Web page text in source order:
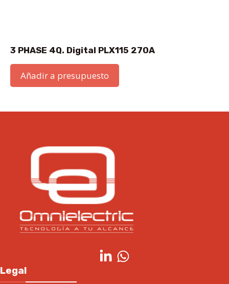
3 PHASE 4Q. Digital PLX115 270A
Añadir a presupuesto
Legal